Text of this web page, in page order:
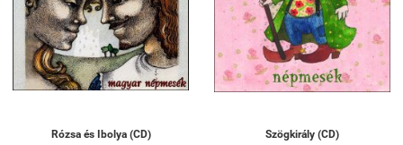
Rózsa és Ibolya (CD)
Szögkirály (CD)